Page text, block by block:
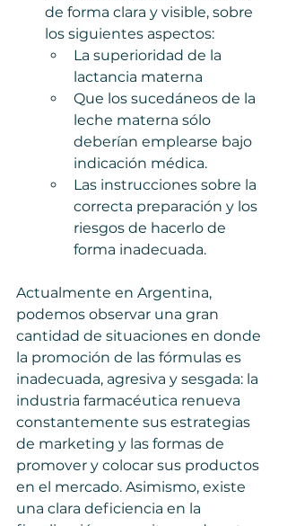
de forma clara y visible, sobre
los siguientes aspectos:
La superioridad de la
lactancia materna
Que los sucedáneos de la
leche materna sólo
deberían emplearse bajo
indicación médica.
Las instrucciones sobre la
correcta preparación y los
riesgos de hacerlo de
forma inadecuada.
Actualmente en Argentina,
podemos observar una gran
cantidad de situaciones en donde
la promoción de las fórmulas es
inadecuada, agresiva y sesgada: la
industria farmacéutica renueva
constantemente sus estrategias
de marketing y las formas de
promover y colocar sus productos
en el mercado. Asimismo, existe
una clara deficiencia en la